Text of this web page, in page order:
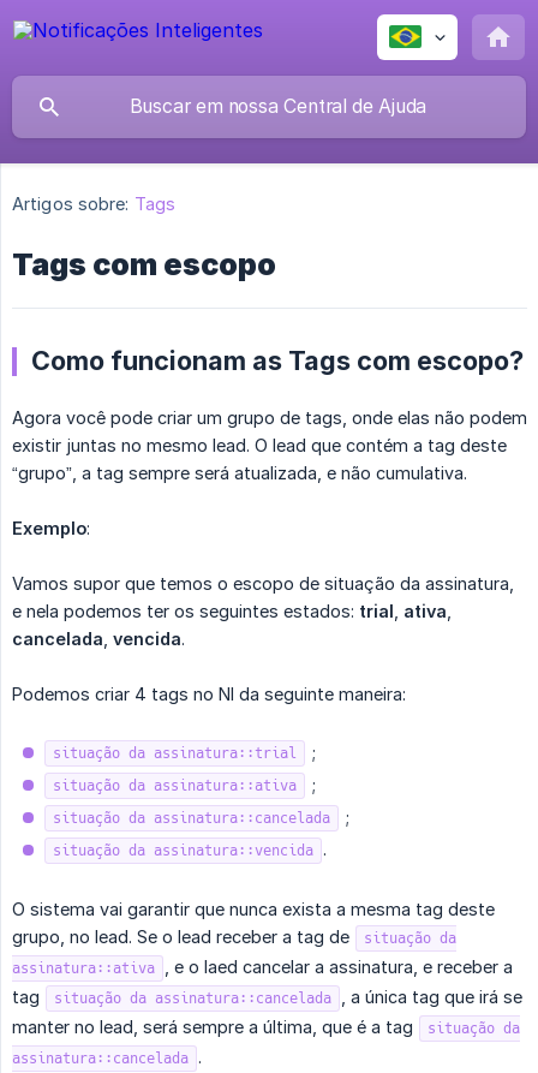
Artigos sobre: Tags
Tags com escopo
Como funcionam as Tags com escopo?
Agora você pode criar um grupo de tags, onde elas não podem
existir juntas no mesmo lead. O lead que contém a tag deste
“grupo”, a tag sempre será atualizada, e não cumulativa.
Exemplo:
Vamos supor que temos o escopo de situação da assinatura,
e nela podemos ter os seguintes estados: trial ativa
cancelada vencida.
Podemos criar 4 tags no NI da seguinte maneira:
situação da assinatura::trial ;
situação da assinatura::ativa ;
situação da assinatura::cancelada ;
situação da assinatura::vencida .
O sistema vai garantir que nunca exista a mesma tag deste
grupo, no lead. Se o lead receber a tag de
situação da
assinatura::ativa
, e o laed cancelar a assinatura, e receber a
tag
situação da assinatura::cancelada
, a única tag que irá se
manter no lead, será sempre a última, que é a tag
situação da
assinatura::cancelada .